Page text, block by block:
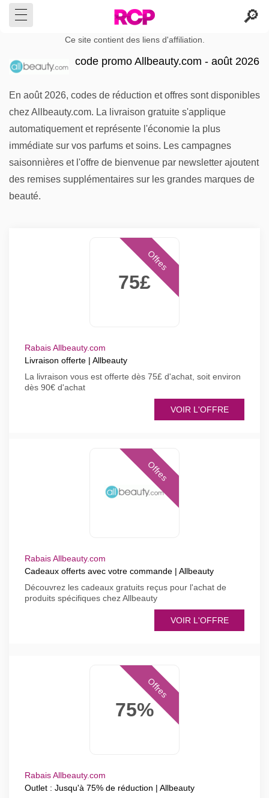
Ce site contient des liens d'affiliation.
code promo Allbeauty.com - août 2026
En août 2026, codes de réduction et offres sont disponibles
chez Allbeauty.com. La livraison gratuite s'applique
automatiquement et représente l'économie la plus
immédiate sur vos parfums et soins. Les campagnes
saisonnières et l'offre de bienvenue par newsletter ajoutent
des remises supplémentaires sur les grandes marques de
beauté.
75£
Offres
Rabais Allbeauty.com
Livraison offerte | Allbeauty
La livraison vous est offerte dès 75£ d'achat, soit environ
dès 90€ d'achat
VOIR L'OFFRE
Offres
Rabais Allbeauty.com
Cadeaux offerts avec votre commande | Allbeauty
Découvrez les cadeaux gratuits reçus pour l'achat de
produits spécifiques chez Allbeauty
VOIR L'OFFRE
75%
Offres
Rabais Allbeauty.com
Outlet : Jusqu'à 75% de réduction | Allbeauty